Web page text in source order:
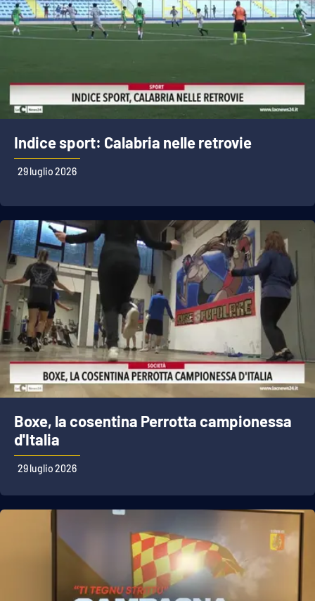
Indice sport: Calabria nelle retrovie
29 luglio 2026
Boxe, la cosentina Perrotta campionessa
d'Italia
29 luglio 2026